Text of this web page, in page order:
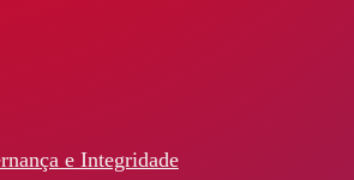
e Integridade